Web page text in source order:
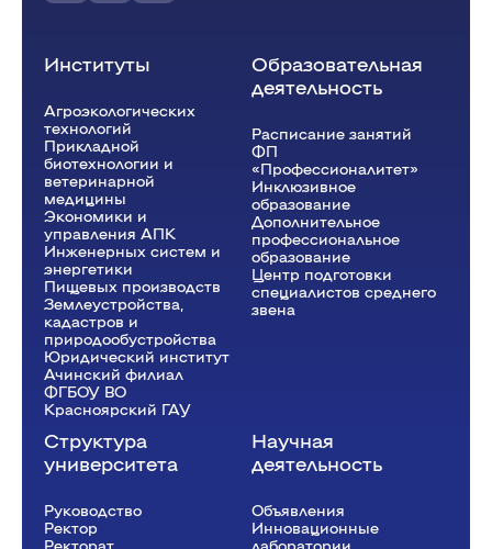
Институты
Агроэкологических
технологий
Прикладной
биотехнологии и
ветеринарной
медицины
Экономики и
управления АПК
Инженерных систем и
энергетики
Пищевых производств
Землеустройства,
кадастров и
природообустройства
Юридический институт
Ачинский филиал
ФГБОУ ВО
Красноярский ГАУ
Образовательная
деятельность
Расписание занятий
ФП
«Профессионалитет»
Инклюзивное
образование
Дополнительное
профессиональное
образование
Центр подготовки
специалистов среднего
звена
Структура
университета
Руководство
Ректор
Рeкторат
Научная
деятельность
Объявления
Инновационные
лаборатории